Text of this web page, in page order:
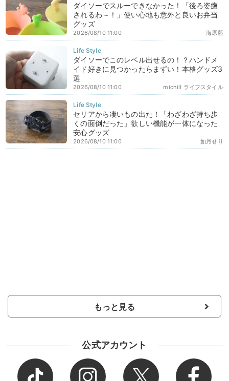
ダイソーでスルーできなかった！「後ろ姿癒
されるわ～！」使い心地も意外と良いお弁当
グッズ
海原藍
2026/08/10 11:00
ダイソーでこのレベル出せるの！？ハンドメ
イド好きに見つかったらまずい！本格グッズ3
選
michill ライフスタイル
2026/08/10 11:00
セリアから凄いもの出た！「わざわざ持ち歩
くの面倒だった」欲しい機能が一体になった
安心グッズ
如月せり
2026/08/10 11:00
もっと見る
公式アカウント